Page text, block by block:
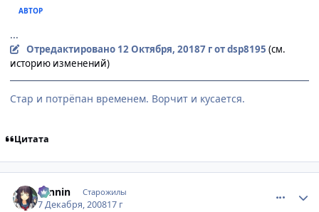
АВТОР
...
Отредактировано 12 Октября, 20187 гот dsp8195 (см.
историю изменений)
Стар и потрёпан временем. Ворчит и кусается.
Цитата
ronnin Старожилы
7 Декабря, 200817 г